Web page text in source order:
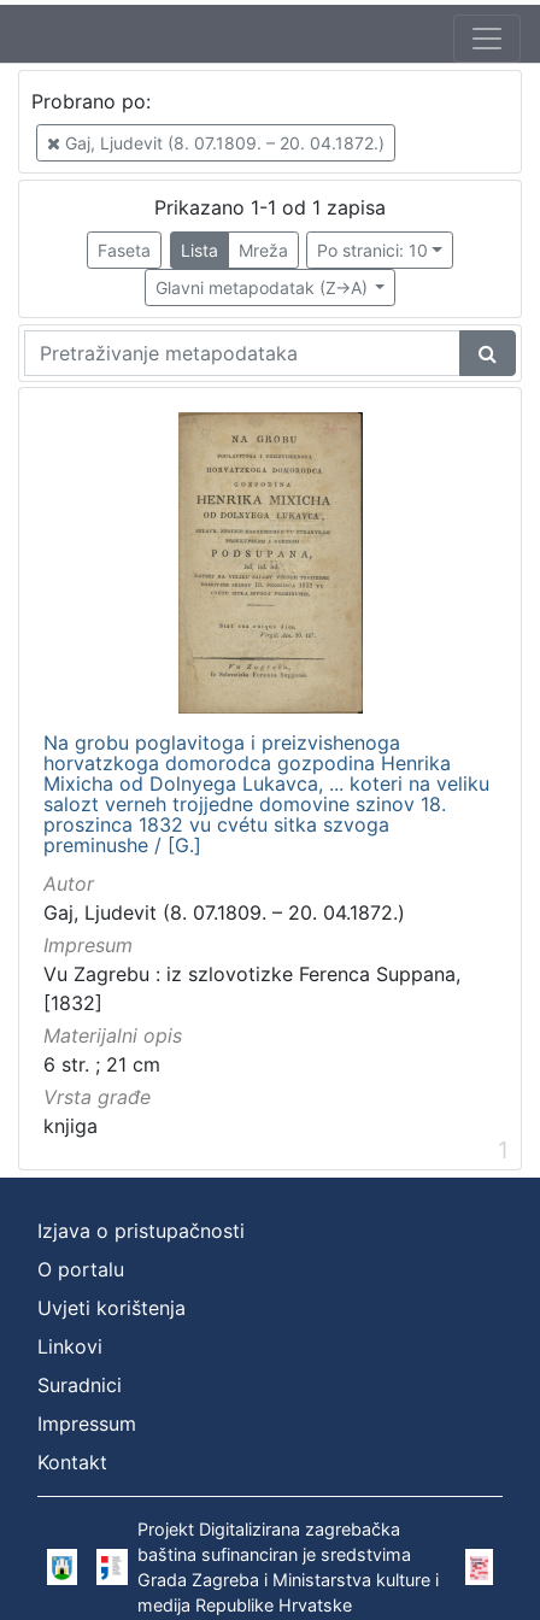
Probrano po:
Gaj, Ljudevit (8. 07.1809. – 20. 04.1872.)
Prikazano 1-1 od 1 zapisa
Faseta Lista Mreža
Po stranici: 10
Glavni metapodatak (Z->A)
Na grobu poglavitoga i preizvishenoga
horvatzkoga domorodca gozpodina Henrika
Mixicha od Dolnyega Lukavca, ... koteri na veliku
salozt verneh trojjedne domovine szinov 18.
proszinca 1832 vu cvétu sitka szvoga
preminushe / [G.]
Autor
Gaj, Ljudevit (8. 07.1809. – 20. 04.1872.)
Impresum
Vu Zagrebu : iz szlovotizke Ferenca Suppana,
[1832]
Materijalni opis
6 str. ; 21 cm
Vrsta građe
knjiga
1
Izjava o pristupačnosti
O portalu
Uvjeti korištenja
Linkovi
Suradnici
Impressum
Kontakt
Projekt Digitalizirana zagrebačka
baština sufinanciran je sredstvima
Grada Zagreba i Ministarstva kulture i
medija Republike Hrvatske